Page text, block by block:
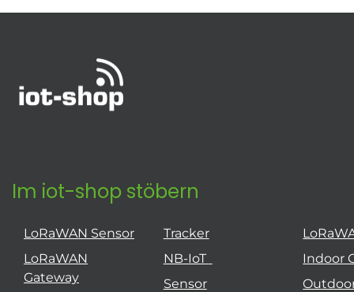
Im iot-shop stöbern
LoRaWAN Sensor
LoRaWAN
Gateway
Tracker
NB-IoT
Sensor
Indoor